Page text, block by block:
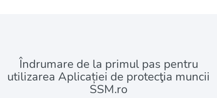
Îndrumare de la primul pas pentru
utilizarea Aplicației de protecţia muncii
SSM.ro